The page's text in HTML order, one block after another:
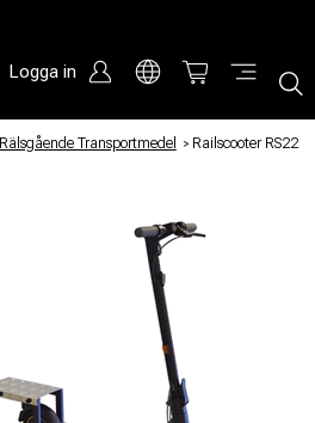
Logga in
Rälsgående Transportmedel / Railscooter RS22